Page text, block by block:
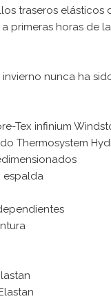
traseros
primeras horas de
nunca ha
Tex infinium
Thermosystem
espalda